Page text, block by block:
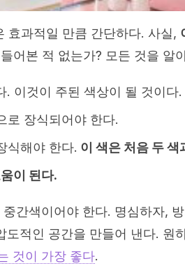
과적일 만큼 간단하다. 사실,
들어본 적 없는가? 모든 것을 알
이것이 주된 색상이 될 것이다.
로 장식되어야 한다.
식해야 한다. 이 색은 처음 두 색
이 된다.
간색이어야 한다. 명심하자,
적인 공간을 만들어 낸다. 원
것이 가장 좋다.